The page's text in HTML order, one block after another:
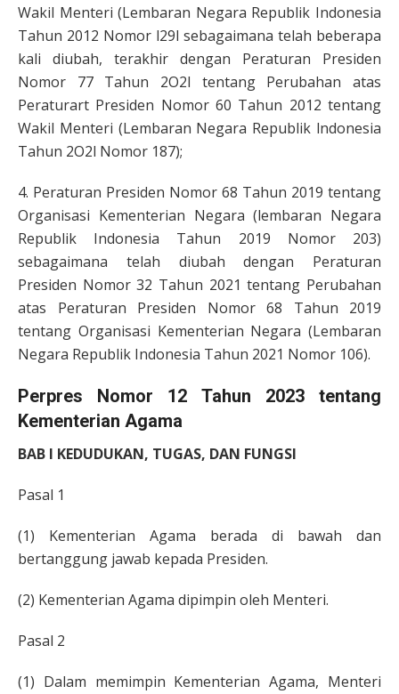
Wakil Menteri (Lembaran Negara Republik Indonesia
Tahun 2012 Nomor l29l sebagaimana telah beberapa
kali diubah, terakhir dengan Peraturan Presiden
Nomor 77 Tahun 2O2l tentang Perubahan atas
Peraturart Presiden Nomor 60 Tahun 2012 tentang
Wakil Menteri (Lembaran Negara Republik lndonesia
Tahun 2O2l Nomor 187);
4. Peraturan Presiden Nomor 68 Tahun 2019 tentang
Organisasi Kementerian Negara (lembaran Negara
Republik Indonesia Tahun 2019 Nomor 203)
sebagaimana telah diubah dengan Peraturan
Presiden Nomor 32 Tahun 2021 tentang Perubahan
atas Peraturan Presiden Nomor 68 Tahun 2019
tentang Organisasi Kementerian Negara (Lembaran
Negara Republik Indonesia Tahun 2021 Nomor 106).
Perpres Nomor 12 Tahun 2023 tentang
Kementerian Agama
BAB I KEDUDUKAN, TUGAS, DAN FUNGSI
Pasal 1
(1) Kementerian Agama berada di bawah dan
bertanggung jawab kepada Presiden.
(2) Kementerian Agama dipimpin oleh Menteri.
Pasal 2
(1) Dalam memimpin Kementerian Agama, Menteri